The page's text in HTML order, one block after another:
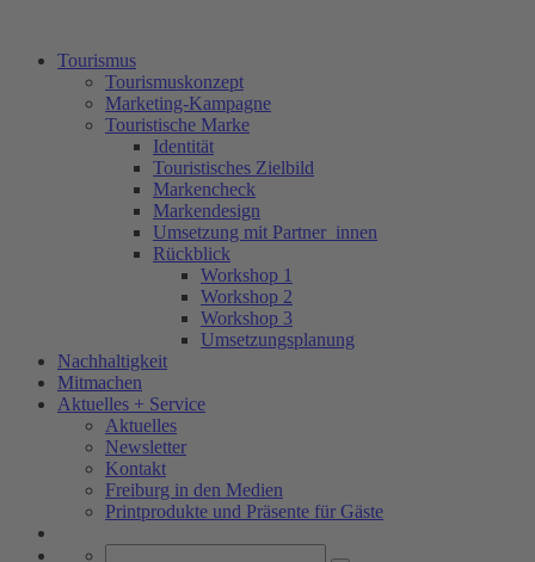
Tourismus
Tourismuskonzept
Marketing-Kampagne
Touristische Marke
Identität
Touristisches Zielbild
Markencheck
Markendesign
Umsetzung mit Partner_innen
Rückblick
Workshop 1
Workshop 2
Workshop 3
Umsetzungsplanung
Nachhaltigkeit
Mitmachen
Aktuelles + Service
Aktuelles
Newsletter
Kontakt
Freiburg in den Medien
Printprodukte und Präsente für Gäste